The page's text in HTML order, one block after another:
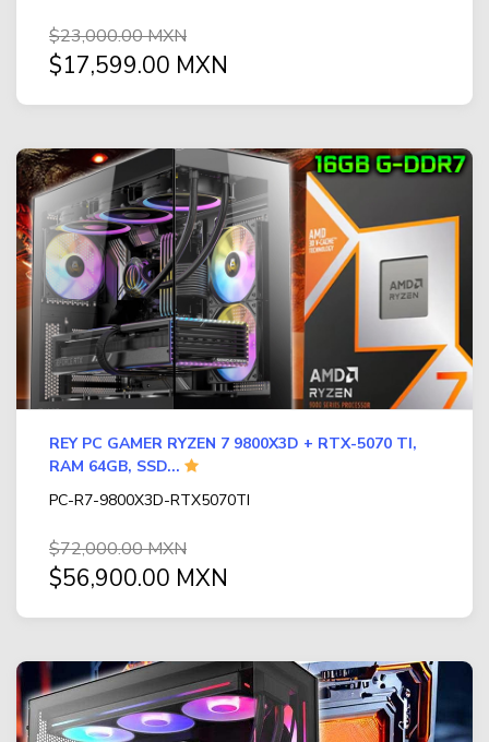
PC GAMER BASICA
TODAS LAS CATEGORÍAS
$23,000.00 MXN
$17,599.00 MXN
REY PC GAMER RYZEN 7 9800X3D + RTX-5070 TI,
RAM 64GB, SSD...
PC-R7-9800X3D-RTX5070TI
$72,000.00 MXN
$56,900.00 MXN